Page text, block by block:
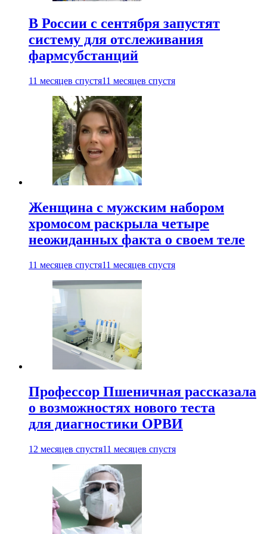
В России с сентября запустят
систему для отслеживания
фармсубстанций
11 месяцев спустя11 месяцев спустя
Женщина с мужским набором
хромосом раскрыла четыре
неожиданных факта о своем теле
11 месяцев спустя11 месяцев спустя
Профессор Пшеничная рассказала
о возможностях нового теста
для диагностики ОРВИ
12 месяцев спустя11 месяцев спустя